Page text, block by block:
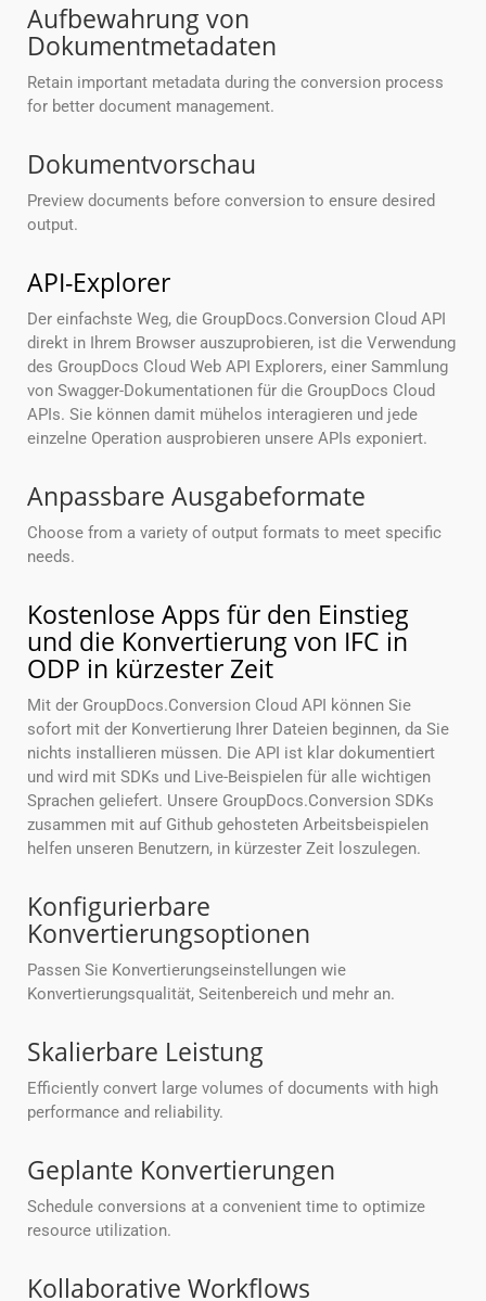
Aufbewahrung von
Dokumentmetadaten
Retain important metadata during the conversion process
for better document management.
Dokumentvorschau
Preview documents before conversion to ensure desired
output.
API-Explorer
Der einfachste Weg, die GroupDocs.Conversion Cloud API
direkt in Ihrem Browser auszuprobieren, ist die Verwendung
des GroupDocs Cloud Web API Explorers, einer Sammlung
von Swagger-Dokumentationen für die GroupDocs Cloud
APIs. Sie können damit mühelos interagieren und jede
einzelne Operation ausprobieren unsere APIs exponiert.
Anpassbare Ausgabeformate
Choose from a variety of output formats to meet specific
needs.
Kostenlose Apps für den Einstieg
und die Konvertierung von IFC in
ODP in kürzester Zeit
Mit der GroupDocs.Conversion Cloud API können Sie
sofort mit der Konvertierung Ihrer Dateien beginnen, da Sie
nichts installieren müssen. Die API ist klar dokumentiert
und wird mit SDKs und Live-Beispielen für alle wichtigen
Sprachen geliefert. Unsere GroupDocs.Conversion SDKs
zusammen mit auf Github gehosteten Arbeitsbeispielen
helfen unseren Benutzern, in kürzester Zeit loszulegen.
Konfigurierbare
Konvertierungsoptionen
Passen Sie Konvertierungseinstellungen wie
Konvertierungsqualität, Seitenbereich und mehr an.
Skalierbare Leistung
Efficiently convert large volumes of documents with high
performance and reliability.
Geplante Konvertierungen
Schedule conversions at a convenient time to optimize
resource utilization.
Kollaborative Workflows